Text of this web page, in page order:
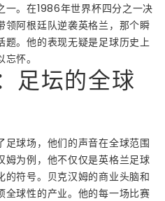
一。在1986年世界杯四分之一决
领阿根廷队逆袭英格兰，那个瞬
题。他的表现无疑是足球历史上
怀。
足坛的全球
球场，他们的声音在全球范围
姆为例，他不仅仅是英格兰足球
的符号。贝克汉姆的商业头脑和
全球性的产业。他的每一场比赛